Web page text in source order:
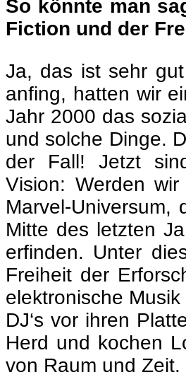
So könnte man
Fiction und der
Ja, das ist sehr
anfing, hatten wir
Jahr 2000 das
und solche Dinge.
der Fall! Jetzt
Vision: Werden
Marvel-Universum,
Mitte des letzten
erfinden. Unter
Freiheit der
elektronische
DJ‘s vor ihren
Herd und kochen
von Raum und Zeit.